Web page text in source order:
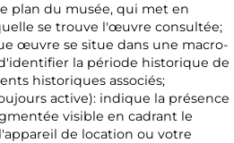
plan du musée, qui met en
se trouve l'œuvre consultée;
œuvre se situe dans une macro-
la période historique de
historiques associés;
active): indique la présence
visible en cadrant le
de location ou votre